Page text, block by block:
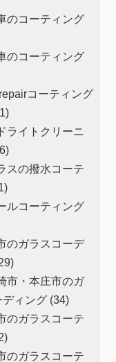
のコーティング
のコーティング
コーティング
ライトクリーニ
スの撥水コーテ
ルコーティング
のガラスコーデ
市・本庄市のガ
ディング (34)
のガラスコーテ
のガラスコーテ